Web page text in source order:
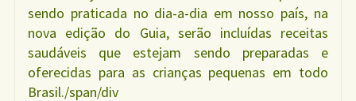
sendo praticada no dia-a-dia em nosso país, na
nova edição do Guia, serão incluídas receitas
saudáveis que estejam sendo preparadas e
oferecidas para as crianças pequenas em todo
Brasil./span/div